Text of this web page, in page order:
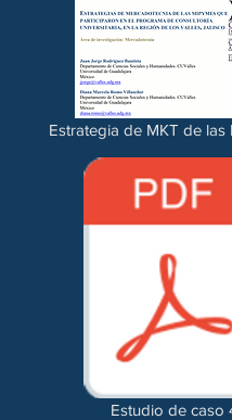
Estrategia de MKT de las
Estudio de caso